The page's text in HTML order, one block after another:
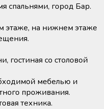
спальнями, город Бар.
этаже, на нижнем этаже
гостиная со столовой
мебелью и
проживания.
техника.